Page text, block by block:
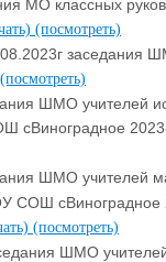
МО классных
(посмотреть)
заседания
(посмотреть)
ШМО учителей
сВиноградное 2023-
ШМО учителей
СОШ сВиноградное
(посмотреть)
ШМО учителей